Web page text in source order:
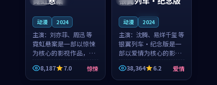
动漫 2024
主演： 刘亦菲、周迅 等
霓虹悬案是一部以惊悚
为核心的影视作品，围
绕危机、反转与人物成
长展开，整体节奏紧
凑，值得推荐观看。
8,187 7.0 惊悚
动漫 2024
主演： 沈腾、易烊千玺 等
银翼列车·纪念版是一
部以爱情为核心的影视
作品，围绕危机、反转
与人物成长展开，整体
节奏紧凑，值得推荐观
38,364 6.2 爱情